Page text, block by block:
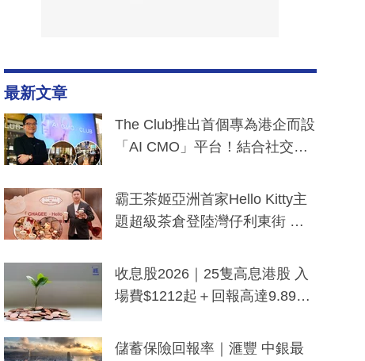
最新文章
The Club推出首個專為港企而設
「AI CMO」平台！結合社交聆
分鐘生成「貼地」宣傳短片
霸王茶姬亞洲首家Hello Kitty主
題超級茶倉登陸灣仔利東街 推
y及香港限定特調系列
收息股2026｜25隻高息港股 入
場費$1212起＋回報高達9.89
儲蓄保險回報率｜滙豐 中銀最